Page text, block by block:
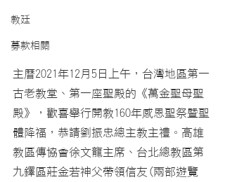
教廷
募款相關
主曆2021年12月5日上午，台灣地區第一
古老教堂、第一座聖殿的《萬金聖母聖
殿》，歡喜舉行開教160年感恩聖祭暨聖
體降福，恭請劉振忠總主教主禮。高雄
教區傳協會徐文龍主席、台北總教區第
九鐸區莊金若神父帶領信友(兩部遊覽